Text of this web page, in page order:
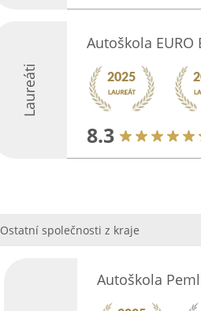
Laureáti
Autoškola EURO
8.3
Ostatní společnosti z kraje
Autoškola Peml